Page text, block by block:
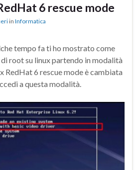
6 rescue mode
in Informatica
tempo fa ti ho mostrato come
root su linux partendo in modalità
RedHat 6 rescue mode è cambiata
a questa modalità.